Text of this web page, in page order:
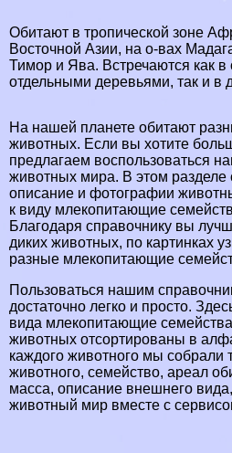
Обитают в тропической зоне
Восточной Азии, на о-вах
Тимор и Ява. Встречаются как в
отдельными деревьями, так и в
На нашей планете обитают
животных. Если вы хотите
предлагаем воспользоваться
животных мира. В этом разделе
описание и фотографии
к виду млекопитающие
Благодаря справочнику вы
диких животных, по картинках
разные млекопитающие
Пользоваться нашим
достаточно легко и просто.
вида млекопитающие
животных отсортированы в
каждого животного мы собрали
животного, семейство, ареал
масса, описание внешнего
животный мир вместе с